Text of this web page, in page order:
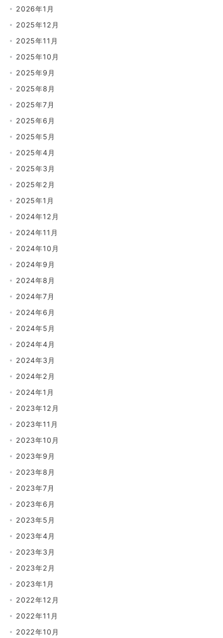
2026年1月
2025年12月
2025年11月
2025年10月
2025年9月
2025年8月
2025年7月
2025年6月
2025年5月
2025年4月
2025年3月
2025年2月
2025年1月
2024年12月
2024年11月
2024年10月
2024年9月
2024年8月
2024年7月
2024年6月
2024年5月
2024年4月
2024年3月
2024年2月
2024年1月
2023年12月
2023年11月
2023年10月
2023年9月
2023年8月
2023年7月
2023年6月
2023年5月
2023年4月
2023年3月
2023年2月
2023年1月
2022年12月
2022年11月
2022年10月